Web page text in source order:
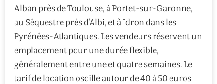
Alban près de Toulouse, à Portet-sur-Garonne,
au Séquestre près d’Albi, et à Idron dans les
Pyrénées-Atlantiques. Les vendeurs réservent un
emplacement pour une durée flexible,
généralement entre une et quatre semaines. Le
tarif de location oscille autour de 40 à 50 euros